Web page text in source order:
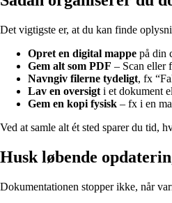
Det vigtigste er, at du kan finde
Opret en digital mappe på din
Gem alt som PDF – Scan eller
Navngiv filerne tydeligt, fx
Lav en oversigt i et dokument
Gem en kopi fysisk – fx i en
Ved at samle alt ét sted sparer du tid,
Husk løbende
Dokumentationen stopper ikke, når